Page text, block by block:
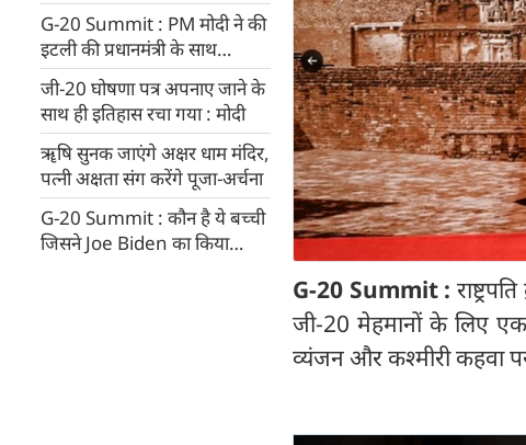
रूपों की निंदा, G-20 Summit के
पहले दिन की ये बातें रहीं खास...
G-20 Summit : PM मोदी ने की
इटली की प्रधानमंत्री के साथ
द्विपक्षीय वार्ता
जी-20 घोषणा पत्र अपनाए जाने के
साथ ही इतिहास रचा गया : मोदी
ॠषि सुनक जाएंगे अक्षर धाम मंदिर,
पत्‍नी अक्षता संग करेंगे पूजा-अर्चना
G-20 Summit : कौन है ये बच्ची
जिसने Joe Biden का किया
G-20 Summit :
जी-20 मेहमानों के लिए
व्यंजन और कश्मीरी कहवा